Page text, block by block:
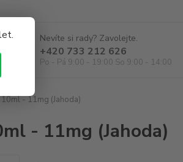
Nevíte si rady? Zavolejte.
+420 733 212 626
Po - Pá 9:00 - 19:00 So 9:00 - 14:00
- 11mg (Jahoda)
- 11mg (Jahoda)